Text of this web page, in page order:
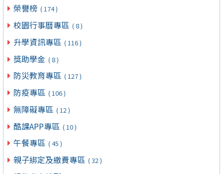
榮譽榜 ( 174 )
校園行事曆專區 ( 8 )
升學資訊專區 ( 116 )
獎助學金 ( 8 )
防災教育專區 ( 127 )
防疫專區 ( 106 )
無障礙專區 ( 12 )
酷課APP專區 ( 10 )
午餐專區 ( 45 )
親子綁定及繳費專區 ( 32 )